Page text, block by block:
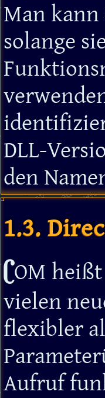
Man kann
solange
DLL-
den
1.3.
COM
vielen
flexibler
Aufruf